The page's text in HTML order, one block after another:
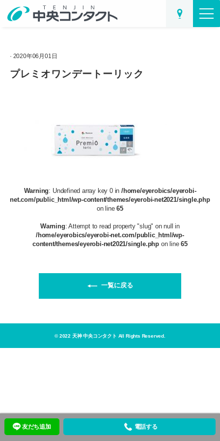
· 2020年06月01日
プレミオワンデートーリック
Warning: Undefined array key 0 in/home/eyerobics/eyerobi-
net.com/public_html/wp-content/themes/eyerobi-net2021/single.php
on line65
Warning: Attempt to read property "slug" on null in
/home/eyerobics/eyerobi-net.com/public_html/wp-
content/themes/eyerobi-net2021/single.php on line65
一覧に戻る
© 2022 天神 中央コンタクト All Rights Reserved.
友だち追加 電話する